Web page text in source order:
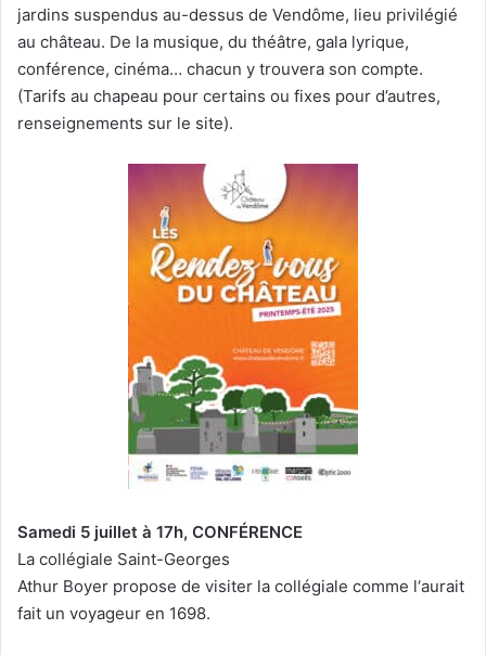
jardins suspendus au-dessus de Vendôme, lieu privilégié
au château. De la musique, du théâtre, gala lyrique,
conférence, cinéma… chacun y trouvera son compte.
(Tarifs au chapeau pour certains ou fixes pour d’autres,
renseignements sur le site).
Samedi 5 juillet à 17h, CONFÉRENCE
La collégiale Saint-Georges
Athur Boyer propose de visiter la collégiale comme l‘aurait
fait un voyageur en 1698.